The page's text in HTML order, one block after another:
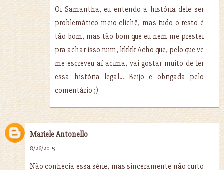
Oi Samantha, eu entendo a história dele ser
problemático meio clichê, mas tudo o resto é
tão bom, mas tão bom que eu nem me prestei
pra achar isso ruim, kkkk Acho que, pelo que vc
me escreveu aí acima, vai gostar muito de ler
essa história legal... Beijo e obrigada pelo
comentário ;)
Mariele Antonello
8/26/2015
Não conhecia essa série, mas sinceramente não curto